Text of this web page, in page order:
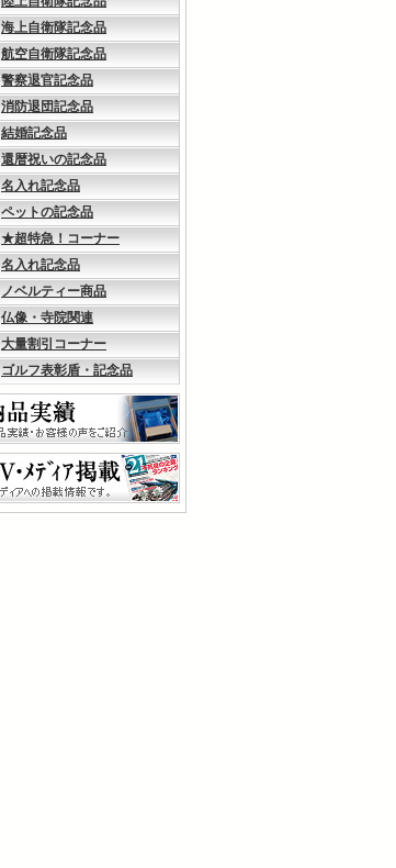
海上自衛隊記念品
航空自衛隊記念品
警察退官記念品
消防退団記念品
結婚記念品
還暦祝いの記念品
名入れ記念品
ペットの記念品
★超特急！コーナー
名入れ記念品
ノベルティー商品
仏像・寺院関連
大量割引コーナー
ゴルフ表彰盾・記念品